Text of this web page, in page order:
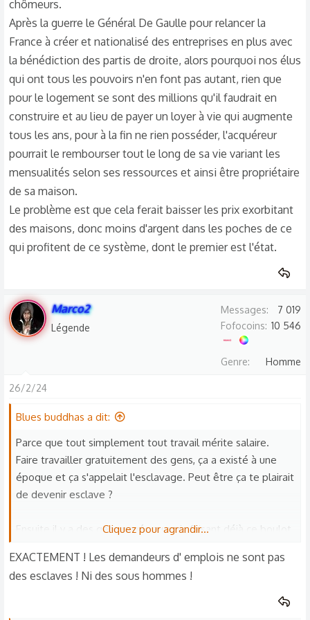
chômeurs.
Après la guerre le Général De Gaulle pour relancer la
France à créer et nationalisé des entreprises en plus avec
la bénédiction des partis de droite, alors pourquoi nos élus
qui ont tous les pouvoirs n'en font pas autant, rien que
pour le logement se sont des millions qu'il faudrait en
construire et au lieu de payer un loyer à vie qui augmente
tous les ans, pour à la fin ne rien posséder, l'acquéreur
pourrait le rembourser tout le long de sa vie variant les
mensualités selon ses ressources et ainsi être propriétaire
de sa maison.
Le problème est que cela ferait baisser les prix exorbitant
des maisons, donc moins d'argent dans les poches de ce
qui profitent de ce système, dont le premier est l'état.
Marco2
Légende
Messages
7 019
Fofocoins 10 546
Genre Homme
26/2/24
Blues buddhas a dit:
Parce que tout simplement tout travail mérite salaire.
Faire travailler gratuitement des gens, ça a existé à une
époque et ça s'appelait l'esclavage. Peut être ça te plairait
de devenir esclave ?
Ensuite il y a des gens payés au smic faisant déjà ce boulot.
des travailleurs gratuits ?
Étant donné c'est déjà des gens pauvres ?
Cliquez pour agrandir...
EXACTEMENT ! Les demandeurs d' emplois ne sont pas
des esclaves ! Ni des sous hommes !